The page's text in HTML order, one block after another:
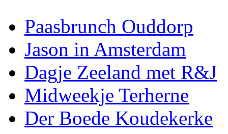
Paasbrunch Ouddorp
Jason in Amsterdam
Dagje Zeeland met R&J
Midweekje Terherne
Der Boede Koudekerke